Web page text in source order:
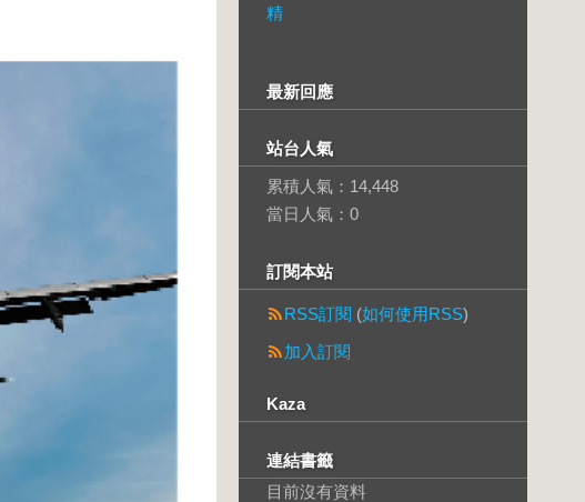
精
最新回應
站台人氣
累積人氣： 14,448
當日人氣： 0
訂閱本站
RSS訂閱 (如何使用RSS)
加入訂閱
Kaza
連結書籤
目前沒有資料